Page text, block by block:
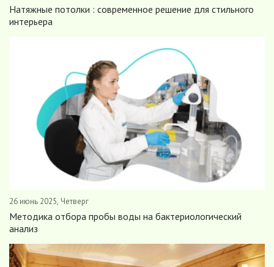
Натяжные потолки : современное решение для стильного
интерьера
26 июнь 2025, Четверг
Методика отбора пробы воды на бактериологический
анализ